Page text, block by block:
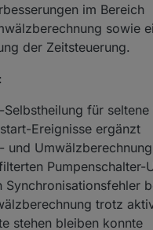
im Bereich
sowie
der Zeitsteuerung.
Selbstheilung für
Ereignisse ergänzt
und
Pumpenschalter-
Synchronisationsfehler
trotz
stehen bleiben konnte